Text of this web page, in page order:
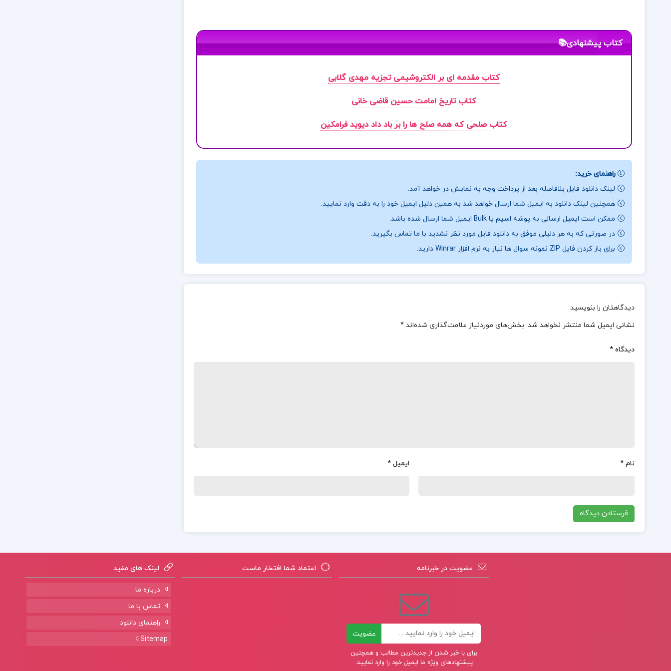
کتاب پیشنهادی📚
کتاب مقدمه ای بر الکتروشیمی تجزیه مهدی گلابی
کتاب تاریخ امامت حسین قاضی خانی
کتاب صلحی که همه صلح ها را بر باد داد دیوید فرامکین
راهنمای خرید:
لینک دانلود فایل بلافاصله بعد از پرداخت وجه به نمایش در خواهد آمد.
همچنین لینک دانلود به ایمیل شما ارسال خواهد شد به همین دلیل ایمیل خود را به دقت وارد نمایید.
ممکن است ایمیل ارسالی به پوشه اسپم یا Bulk ایمیل شما ارسال شده باشد.
در صورتی که به هر دلیلی موفق به دانلود فایل مورد نظر نشدید با ما تماس بگیرید.
برای باز کردن فایل ZIP نمونه سوال ها نیاز به نرم افزار Winrar دارید.
دیدگاهتان را بنویسید
نشانی ایمیل شما منتشر نخواهد شد. بخش‌های موردنیاز علامت‌گذاری شده‌اند*
دیدگاه*
نام* ایمیل *
عضویت در خبرنامه
ایمیل عضویت
برای با خبر شدن از جدیدترین مطالب و همچنین
پیشنهادهای ویژه ما ایمیل خود را وارد نمایید.
اعتماد شما افتخار ماست لینک های مفید
درباره ما
تماس با ما
راهنمای دانلود
Sitemap